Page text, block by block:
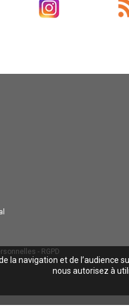
la navigation et de
nous autorisez à
- RGPD